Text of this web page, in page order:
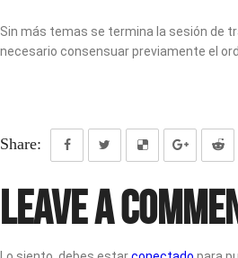
Sin más temas se termina la sesión de
necesario consensuar previamente el
Share:
Leave a